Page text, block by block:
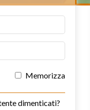
Memorizza
dimenticati?